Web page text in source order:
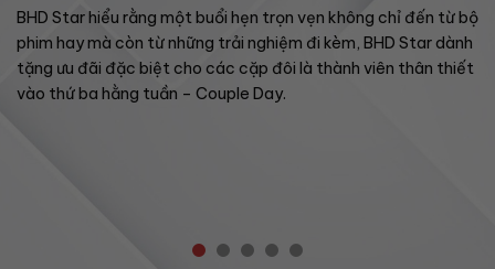
BHD Star hiểu rằng một buổi hẹn trọn vẹn không chỉ đến từ bộ
phim hay mà còn từ những trải nghiệm đi kèm, BHD Star dành
tặng ưu đãi đặc biệt cho các cặp đôi là thành viên thân thiết
vào thứ ba hằng tuần – Couple Day.